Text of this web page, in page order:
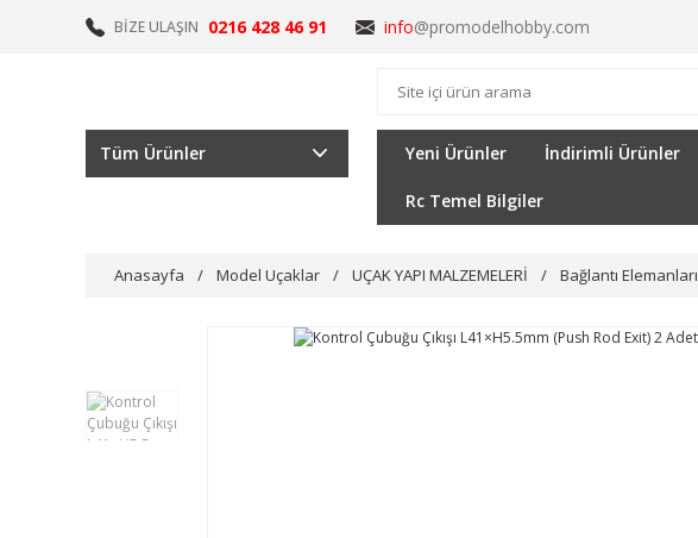
BİZE ULAŞIN 0216 428 46 91 info@promodelhobby.com
Tüm Ürünler Yeni Ürünler İndirimli Ürünler
Rc Temel Bilgiler
Anasayfa Model Uçaklar UÇAK YAPI MALZEMELERİ Bağlantı Elemanları